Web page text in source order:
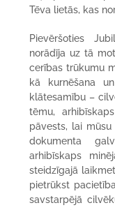
Tēva lietās, kas
Pievēršoties
norādīja uz tā
cerības trūkumu
kā kurnēšana
klātesamību –
tēmu,
pāvests, lai
dokumenta
arhibīskaps
steidzīgajā
pietrūkst
savstarpējā